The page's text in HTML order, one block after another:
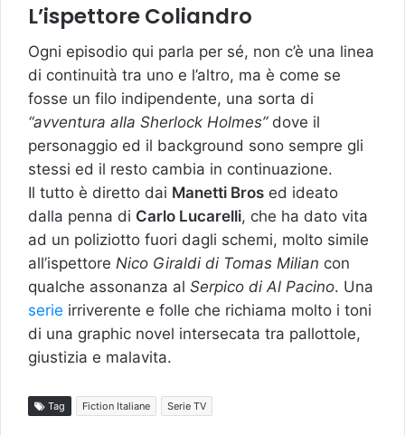
L’ispettore Coliandro
Ogni episodio qui parla per sé, non c’è una linea
di continuità tra uno e l’altro, ma è come se
fosse un filo indipendente, una sorta di
“avventura alla Sherlock Holmes”dove il
personaggio ed il background sono sempre gli
stessi ed il resto cambia in continuazione.
Il tutto è diretto dai Manetti Bros ed ideato
dalla penna di Carlo Lucarelli, che ha dato vita
ad un poliziotto fuori dagli schemi, molto simile
all’ispettore Nico Giraldi di Tomas Milian con
qualche assonanza al Serpico di Al Pacino. Una
serie irriverente e folle che richiama molto i toni
di una graphic novel intersecata tra pallottole,
giustizia e malavita.
Tag Fiction Italiane Serie TV